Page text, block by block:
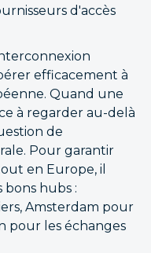
d'accès
efficacement à
Quand une
à regarder au-delà
de
Pour garantir
en Europe, il
bons hubs :
Amsterdam pour
pour les échanges